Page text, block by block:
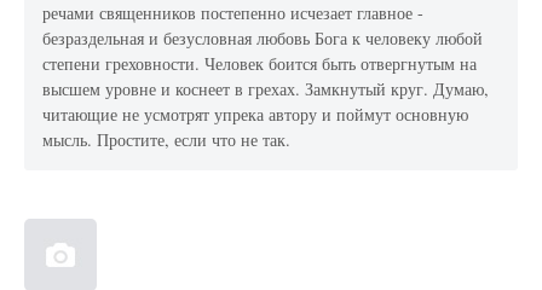
речами священников постепенно исчезает главное -
безраздельная и безусловная любовь Бога к человеку любой
степени греховности. Человек боится быть отвергнутым на
высшем уровне и коснеет в грехах. Замкнутый круг. Думаю,
читающие не усмотрят упрека автору и поймут основную
мысль. Простите, если что не так.